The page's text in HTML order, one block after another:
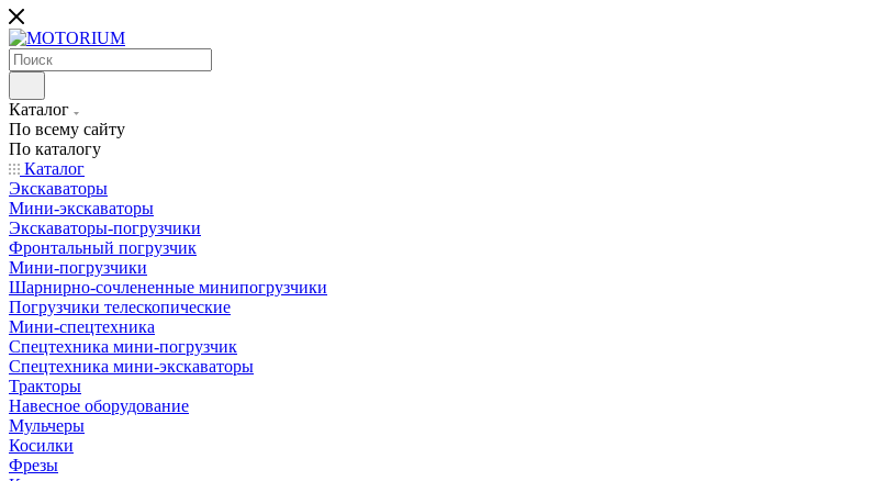
Каталог
По всему сайту
По каталогу
Каталог
Экскаваторы
Мини-экскаваторы
Экскаваторы-погрузчики
Фронтальный погрузчик
Мини-погрузчики
Шарнирно-сочлененные минипогрузчики
Погрузчики телескопические
Мини-спецтехника
Спецтехника мини-погрузчик
Спецтехника мини-экскаваторы
Тракторы
Навесное оборудование
Мульчеры
Косилки
Фрезы